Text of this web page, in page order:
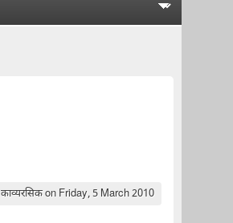
काव्यरसिकon Friday, 5 March 2010